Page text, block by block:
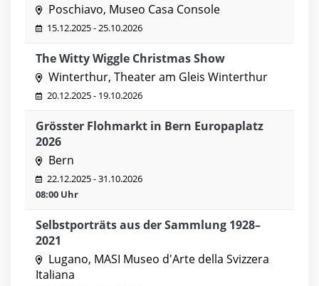
Poschiavo, Museo Casa Console
15.12.2025 - 25.10.2026
The Witty Wiggle Christmas Show
Winterthur, Theater am Gleis Winterthur
20.12.2025 - 19.10.2026
Grösster Flohmarkt in Bern Europaplatz
2026
Bern
22.12.2025 - 31.10.2026
08:00 Uhr
Selbstporträts aus der Sammlung 1928–
2021
Lugano, MASI Museo d'Arte della Svizzera
Italiana